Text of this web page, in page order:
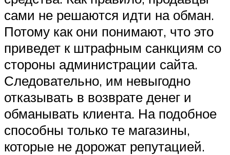
сами не решаются идти на обман.
Потому как они понимают, что это
приведет к штрафным санкциям со
стороны администрации сайта.
Следовательно, им невыгодно
отказывать в возврате денег и
обманывать клиента. На подобное
способны только те магазины,
которые не дорожат репутацией.